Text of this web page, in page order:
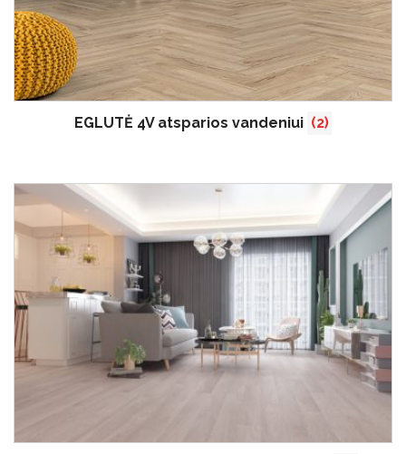
EGLUTĖ 4V atsparios vandeniui (2)